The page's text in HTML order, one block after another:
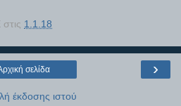
στις 1.1.18
›
σελίδα
έκδοσης ιστού